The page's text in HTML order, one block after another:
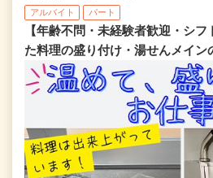
アルバイト パート
【年齢不問・未経験者歓迎・シ
た料理の盛り付け・湯せんメイン